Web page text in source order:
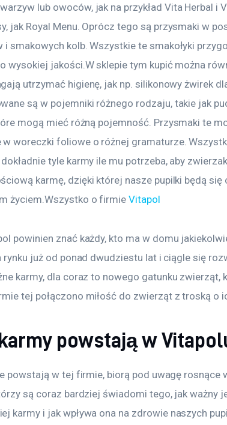
lub owoców, jak na przykład Vita Herbal i
jak Royal Menu. Oprócz tego są przysmaki w
i smakowych kolb. Wszystkie te smakołyki
wysokiej jakości.W sklepie tym kupić można
utrzymać higienę, jak np. silikonowy żwirek
są w pojemniki różnego rodzaju, takie jak
mogą mieć różną pojemność. Przysmaki te
w woreczki foliowe o różnej gramaturze.
tyle karmy ile mu potrzeba, aby
karmę, dzięki której nasze pupilki będą się
życiem.Wszystko o firmie Vitapol
powinien znać każdy, kto ma w domu
rynku już od ponad dwudziestu lat i ciągle się
karmy, dla coraz to nowego gatunku zwierząt,
tej połączono miłość do zwierząt z troską o
powstają w
powstają w tej firmie, biorą pod uwagę rosnące
są coraz bardziej świadomi tego, jak ważny
karmy i jak wpływa ona na zdrowie naszych